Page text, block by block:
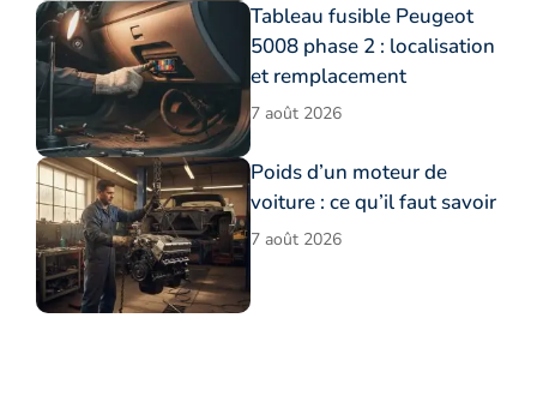
Tableau fusible Peugeot
5008 phase 2 : localisation
et remplacement
7 août 2026
Poids d’un moteur de
voiture : ce qu’il faut savoir
7 août 2026